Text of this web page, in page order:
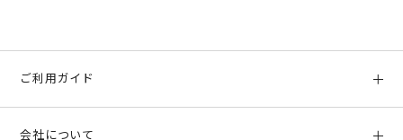
ご利用ガイド
会社について